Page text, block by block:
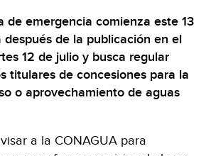
de emergencia comienza este 13
después de la publicación en el
12 de julio y busca regular
titulares de concesiones para la
o aprovechamiento de aguas
a la CONAGUA para